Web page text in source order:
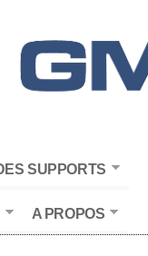
SUPPORTS
A PROPOS